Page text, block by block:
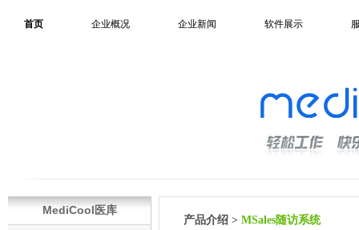
首页 企业概况 企业新闻 软件展示
MediCool医库
产品介绍 > MSales随访系统